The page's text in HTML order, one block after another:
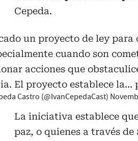
Cepeda.
un proyecto de ley
cuando son
acciones que
El proyecto establece la…
Castro (@IvanCepedaCast)
La iniciativa establece
paz, o quienes a través